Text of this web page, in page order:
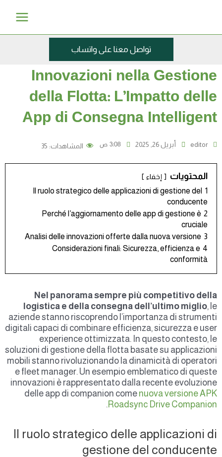
تواصل معنا على واتساب
Innovazioni nella Gestione
della Flotta: L’Impatto delle
App di Consegna Intelligent
editor أبريل 26, 2025 3:08 ص المشاهدات: 35
المحتويات إخفاء
Il ruolo strategico delle applicazioni di gestione del
conducente
Perché l’aggiornamento delle app di gestione è
cruciale
Analisi delle innovazioni offerte dalla nuova versione
Considerazioni finali: Sicurezza, efficienza e
conformità
Nel panorama sempre più competitivo della
logistica e della consegna dell’ultimo miglio , le
aziende stanno riscoprendo l’importanza di strumenti
digitali capaci di combinare efficienza, sicurezza e user
experience ottimizzata. In questo contesto, le
soluzioni di gestione della flotta basate su applicazioni
mobili stanno rivoluzionando la dinamicità di operatori
e fleet manager. Un esempio emblematico di queste
innovazioni è rappresentato dalla recente evoluzione
delle app di companion comenuova versione APK
Roadsync Drive Companion
.
Il ruolo strategico delle applicazioni di
gestione del conducente